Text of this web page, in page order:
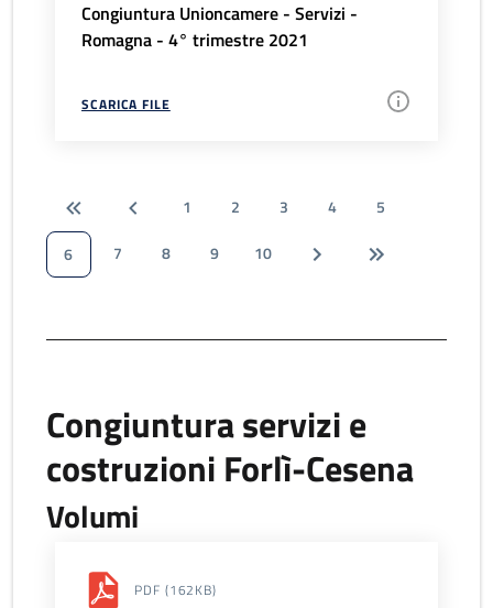
Congiuntura Unioncamere - Servizi -
Romagna - 4° trimestre 2021
SCARICA FILE
1 2 3 4
5
6
7 8 9 10
Congiuntura servizi e
costruzioni Forlì-Cesena
Volumi
PDF (162KB)